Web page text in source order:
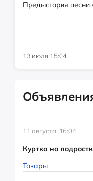
Предыстория песни
13 июля 15:04
11 августа, 16:04
Куртка на
Товары